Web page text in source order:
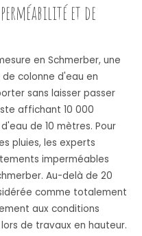
et de
en Schmerber, une
colonne d'eau en
sans laisser passer
affichant 10 000
de 10 mètres. Pour
pluies, les experts
imperméables
Au-delà de 20
comme totalement
aux conditions
de travaux en hauteur.